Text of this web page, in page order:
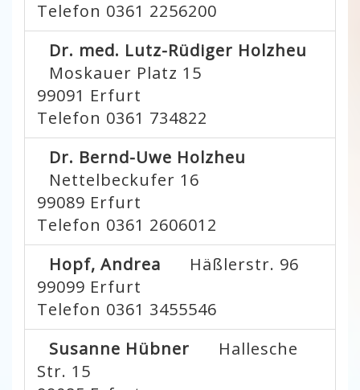
Telefon 0361 2256200
Dr. med. Lutz-Rüdiger Holzheu
Moskauer Platz 15
99091 Erfurt
Telefon 0361 734822
Dr. Bernd-Uwe Holzheu
Nettelbeckufer 16
99089 Erfurt
Telefon 0361 2606012
Hopf, Andrea
Häßlerstr. 96
99099 Erfurt
Telefon 0361 3455546
Susanne Hübner
Hallesche
Str. 15